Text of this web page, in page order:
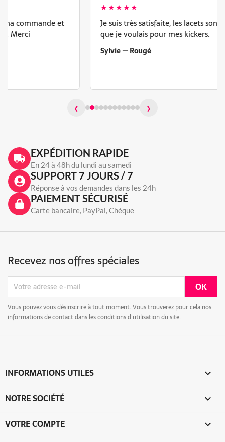
Je suis très satisfaite, les lacets sont exactement ce
que je voulais pour mes kickers.
‹ ›
EXPÉDITION RAPIDE
En 24 à 48h du lundi au samedi
SUPPORT 7 JOURS / 7
Réponse à vos demandes dans les 24h
PAIEMENT SÉCURISÉ
Carte bancaire, PayPal, Chèque
Recevez nos offres spéciales
Vous pouvez vous désinscrire à tout moment. Vous trouverez pour cela nos
informations de contact dans les conditions d'utilisation du site.
INFORMATIONS UTILES 
NOTRE SOCIÉTÉ 
VOTRE COMPTE 